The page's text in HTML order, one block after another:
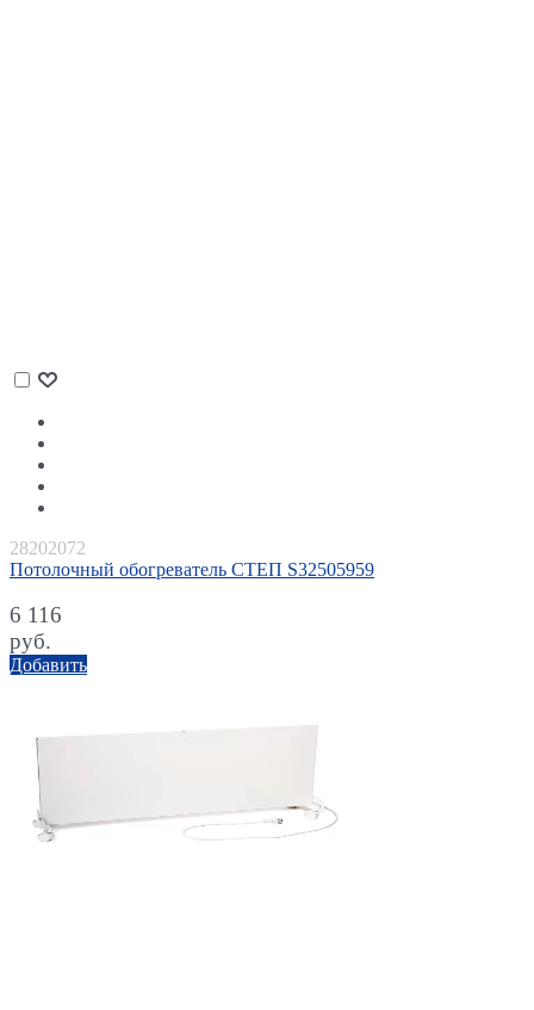
28202072
Потолочный обогреватель СТЕП S32505959
6 116
руб.
Добавить